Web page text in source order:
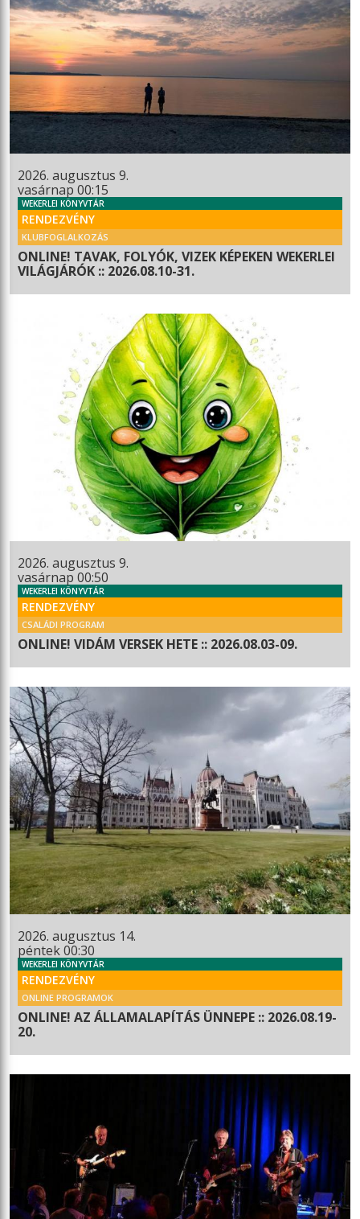
2026. augusztus 9.
vasárnap 00:15
WEKERLEI KÖNYVTÁR
RENDEZVÉNY
KLUBFOGLALKOZÁS
ONLINE! TAVAK, FOLYÓK, VIZEK KÉPEKEN WEKERLEI
VILÁGJÁRÓK :: 2026.08.10-31.
2026. augusztus 9.
vasárnap 00:50
WEKERLEI KÖNYVTÁR
RENDEZVÉNY
CSALÁDI PROGRAM
ONLINE! VIDÁM VERSEK HETE :: 2026.08.03-09.
2026. augusztus 14.
péntek 00:30
WEKERLEI KÖNYVTÁR
RENDEZVÉNY
ONLINE PROGRAMOK
ONLINE! AZ ÁLLAMALAPÍTÁS ÜNNEPE :: 2026.08.19-
20.